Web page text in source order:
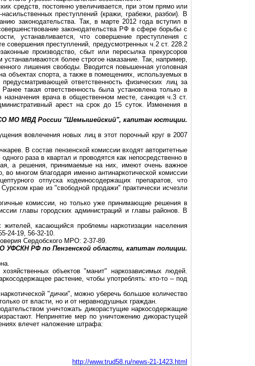
средств, постоянно увеличивается, при этом прямо или
преступлений (кражи, грабежи, разбои). В
законодательства. Так, в марте 2012 года вступил в
законодательства РФ в сфере борьбы с
устанавливается, что совершение преступления с
совершения преступлений, предусмотренных ч.2 ст. 228.2
производство, сбыт или пересылка прекурсоров
более строгое наказание. Так, например,
лишения свободы. Вводится повышенная уголовная
объектах спорта, а также в помещениях, используемых в
ответственность физических лиц за
такая ответственность была установлена только в
назначения врача в общественном месте, санкция ч.3 ст.
арест на срок до 15 суток. Изменения в
МО МВД России "Шемышейский", капитан юстиции.
вовлечения новых лиц в этот порочный круг в 2007
В состав пензенской комиссии входят авторитетные
раза в квартал и проводятся как непосредственно в
а решения, принимаемые на них, имеют очень важное
во многом благодаря именно антинаркотической комиссии
отпуска кодеиносодержащих препаратов, что
крае из "свободной продажи" практически исчезли
комиссии, но только уже принимающие решения в
главы городских администраций и главы районов. В
касающийся проблемы наркотизации населения
24-19, 56-32-10.
Сердобского МРО: 2-37-89.
РФ по Пензенской области, капитан полиции.
объектов "манит" наркозависимых людей.
растение, чтобы употреблять: кто-то – под
"дички", можно уберечь большое количество
от власти, но и от неравнодушных граждан.
уничтожать дикорастущие наркосодержащие
Непринятие мер по уничтожению дикорастущей
влечет наложение штрафа:
http://www.trud58.ru/news-21-1423.html